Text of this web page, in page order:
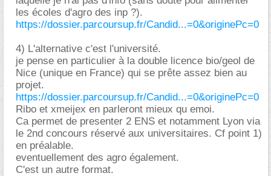
les écoles d'agro des inp ?).
https://dossier.parcoursup.fr/Candid...=0&originePc=0
4) L'alternative c'est l'université.
je pense en particulier à la double licence bio/geol de
Nice (unique en France) qui se prête assez bien au
projet.
https://dossier.parcoursup.fr/Candid...=0&originePc=0
Ribo et xmeijex en parleront mieux qu emoi.
Ca permet de presenter 2 ENS et notamment Lyon via
le 2nd concours réservé aux universitaires. Cf point 1)
en préalable.
eventuellement des agro également.
C'est un autre format.